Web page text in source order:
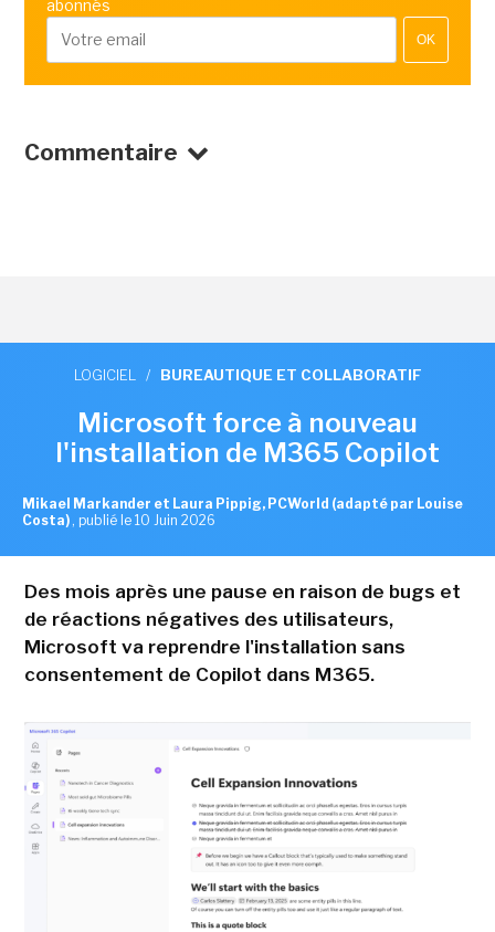
abonnés
OK
Commentaire
LOGICIEL / BUREAUTIQUE ET COLLABORATIF
Microsoft force à nouveau
l'installation de M365 Copilot
Mikael Markander et Laura Pippig, PCWorld (adapté par Louise
Costa) , publié le 10 Juin 2026
Des mois après une pause en raison de bugs et
de réactions négatives des utilisateurs,
Microsoft va reprendre l'installation sans
consentement de Copilot dans M365.